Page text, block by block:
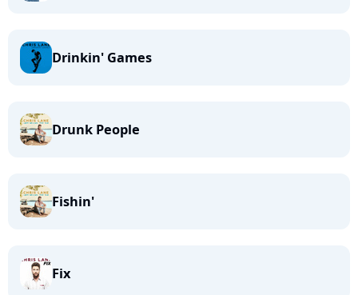
Drinkin' Games
Drunk People
Fishin'
Fix